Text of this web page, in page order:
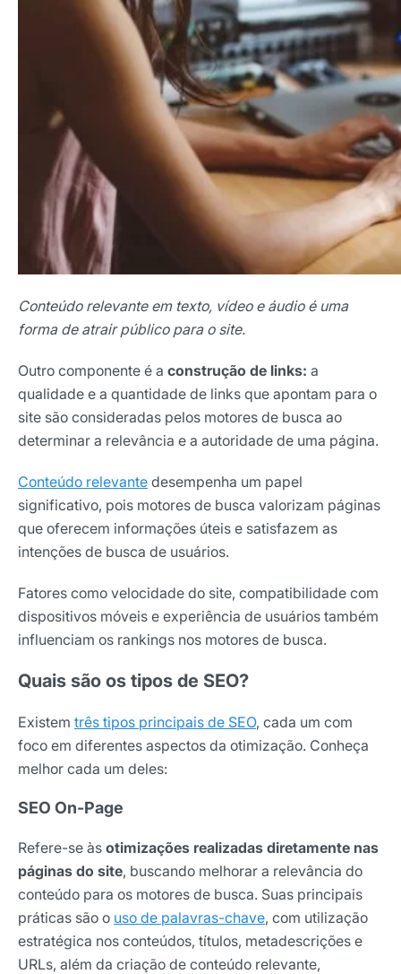
Conteúdo relevante em texto, vídeo e áudio é uma
forma de atrair público para o site.
Outro componente é a construção de links: a
qualidade e a quantidade de links que apontam para o
site são consideradas pelos motores de busca ao
determinar a relevância e a autoridade de uma página.
Conteúdo relevante desempenha um papel
significativo, pois motores de busca valorizam páginas
que oferecem informações úteis e satisfazem as
intenções de busca de usuários.
Fatores como velocidade do site, compatibilidade com
dispositivos móveis e experiência de usuários também
influenciam os rankings nos motores de busca.
Quais são os tipos de SEO?
Existem três tipos principais de SEO, cada um com
foco em diferentes aspectos da otimização. Conheça
melhor cada um deles:
SEO On-Page
Refere-se às otimizações realizadas diretamente nas
páginas do site, buscando melhorar a relevância do
conteúdo para os motores de busca. Suas principais
práticas são o uso de palavras-chave, com utilização
estratégica nos conteúdos, títulos, metadescrições e
URLs, além da criação de conteúdo relevante,